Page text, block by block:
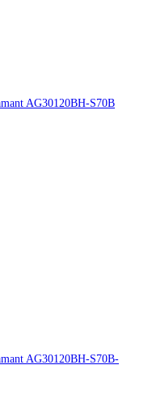
AG30120BH-S70B
AG30120BH-S70B-